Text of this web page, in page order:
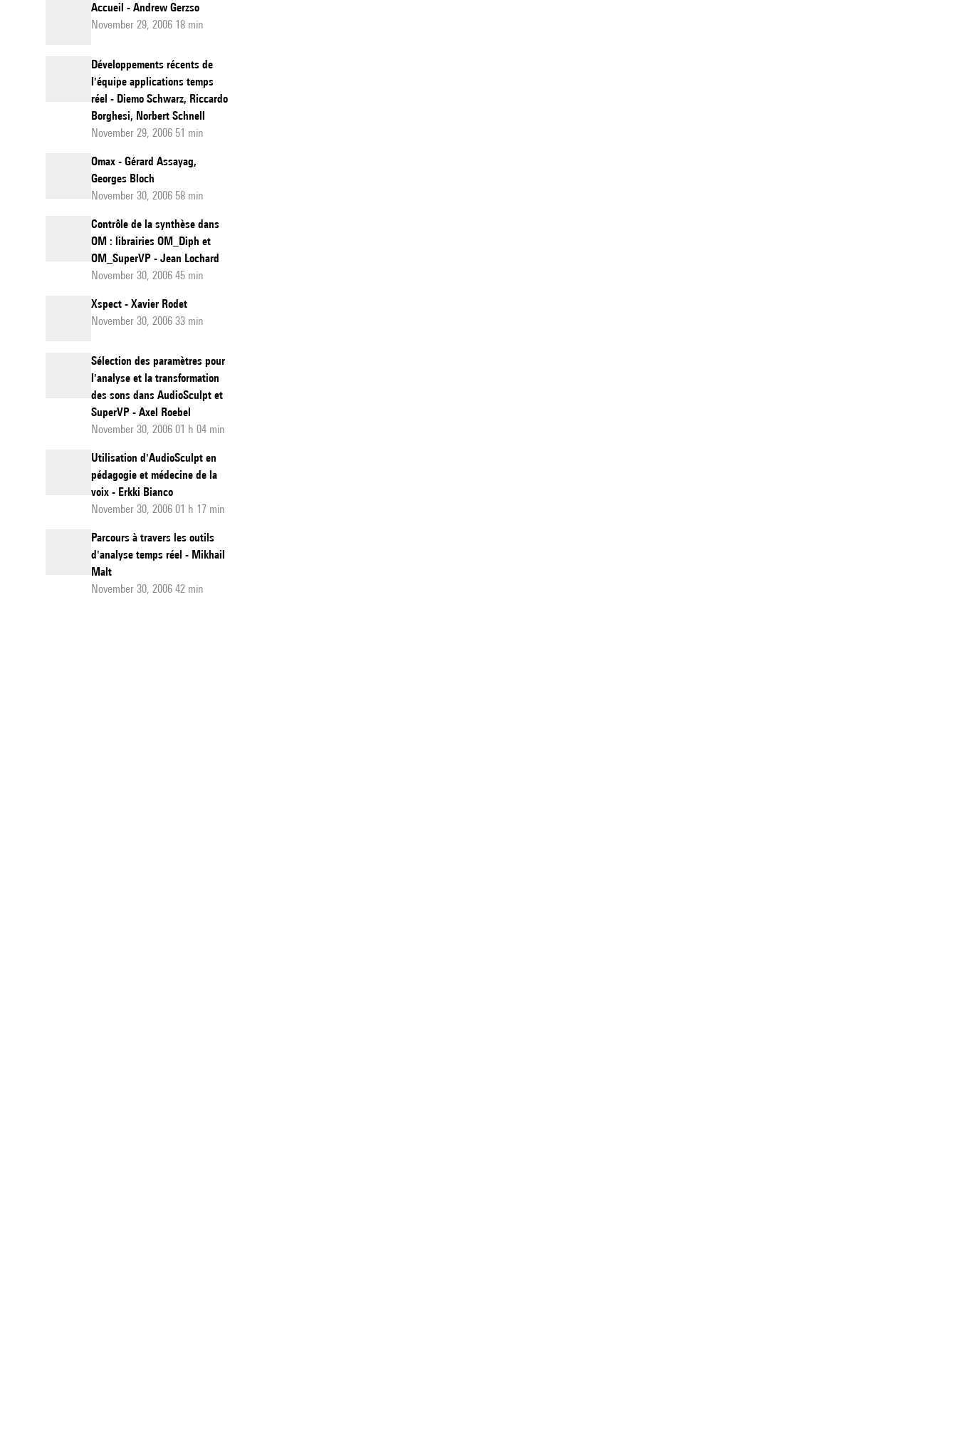
Accueil - Andrew Gerzso
November 29, 2006 18 min
Développements récents de
l'équipe applications temps
réel - Diemo Schwarz, Riccardo
Borghesi, Norbert Schnell
November 29, 2006 51 min
Omax - Gérard Assayag,
Georges Bloch
November 30, 2006 58 min
Contrôle de la synthèse dans
OM : librairies OM_Diph et
OM_SuperVP - Jean Lochard
November 30, 2006 45 min
Xspect - Xavier Rodet
November 30, 2006 33 min
Sélection des paramètres pour
l'analyse et la transformation
des sons dans AudioSculpt et
SuperVP - Axel Roebel
November 30, 2006 01 h 04 min
Utilisation d'AudioSculpt en
pédagogie et médecine de la
voix - Erkki Bianco
November 30, 2006 01 h 17 min
Parcours à travers les outils
d'analyse temps réel - Mikhail
Malt
November 30, 2006 42 min